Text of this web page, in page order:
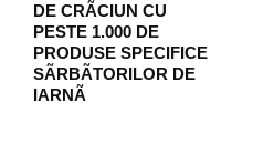
DE CRÃCIUN CU
PESTE 1.000 DE
PRODUSE SPECIFICE
SÃRBÃTORILOR DE
IARNÃ